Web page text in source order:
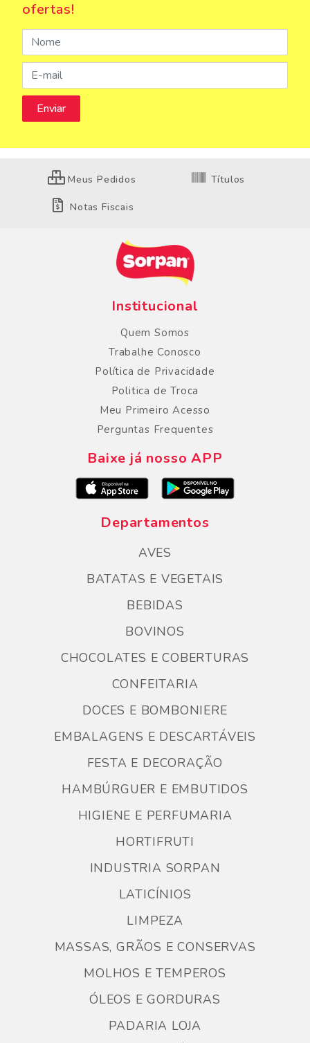
ofertas!
Meus Pedidos Títulos
Notas Fiscais
Institucional
Quem Somos
Trabalhe Conosco
Política de Privacidade
Politica de Troca
Meu Primeiro Acesso
Perguntas Frequentes
Baixe já nosso APP
Departamentos
AVES
BATATAS E VEGETAIS
BEBIDAS
BOVINOS
CHOCOLATES E COBERTURAS
CONFEITARIA
DOCES E BOMBONIERE
EMBALAGENS E DESCARTÁVEIS
FESTA E DECORAÇÃO
HAMBÚRGUER E EMBUTIDOS
HIGIENE E PERFUMARIA
HORTIFRUTI
INDUSTRIA SORPAN
LATICÍNIOS
LIMPEZA
MASSAS, GRÃOS E CONSERVAS
MOLHOS E TEMPEROS
ÓLEOS E GORDURAS
PADARIA LOJA